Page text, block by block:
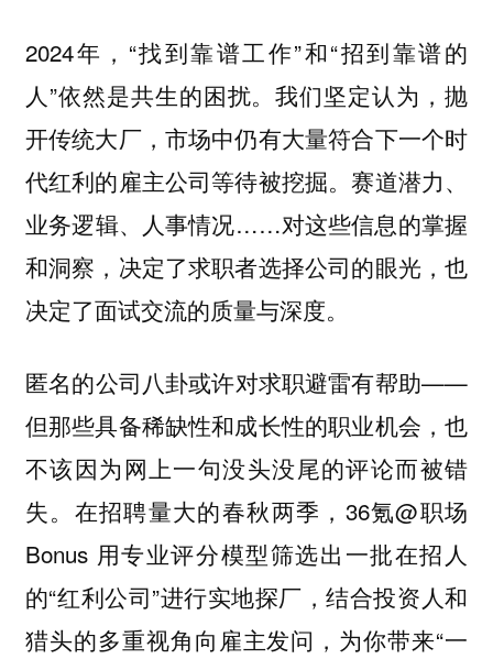
2024年，“找到靠谱工作”和“招到靠谱的
人”依然是共生的困扰。我们坚定认为，抛
开传统大厂，市场中仍有大量符合下一个时
代红利的雇主公司等待被挖掘。赛道潜力、
业务逻辑、人事情况……对这些信息的掌握
和洞察，决定了求职者选择公司的眼光，也
决定了面试交流的质量与深度。
匿名的公司八卦或许对求职避雷有帮助——
但那些具备稀缺性和成长性的职业机会，也
不该因为网上一句没头没尾的评论而被错
失。在招聘量大的春秋两季，36氪@职场
Bonus 用专业评分模型筛选出一批在招人
的“红利公司”进行实地探厂，结合投资人和
猎头的多重视角向雇主发问，为你带来“一